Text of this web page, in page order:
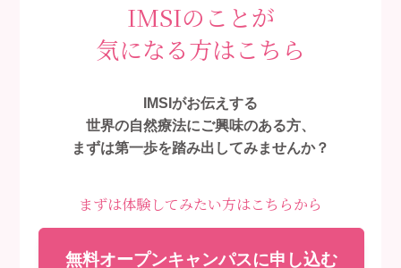
IMSIのことが
気になる方はこちら
IMSIがお伝えする
世界の自然療法にご興味のある方、
まずは第一歩を踏み出してみませんか？
まずは体験してみたい方はこちらから
無料オープンキャンパスに申し込む